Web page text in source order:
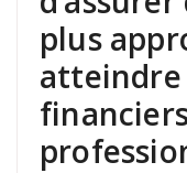
plus
atteindre